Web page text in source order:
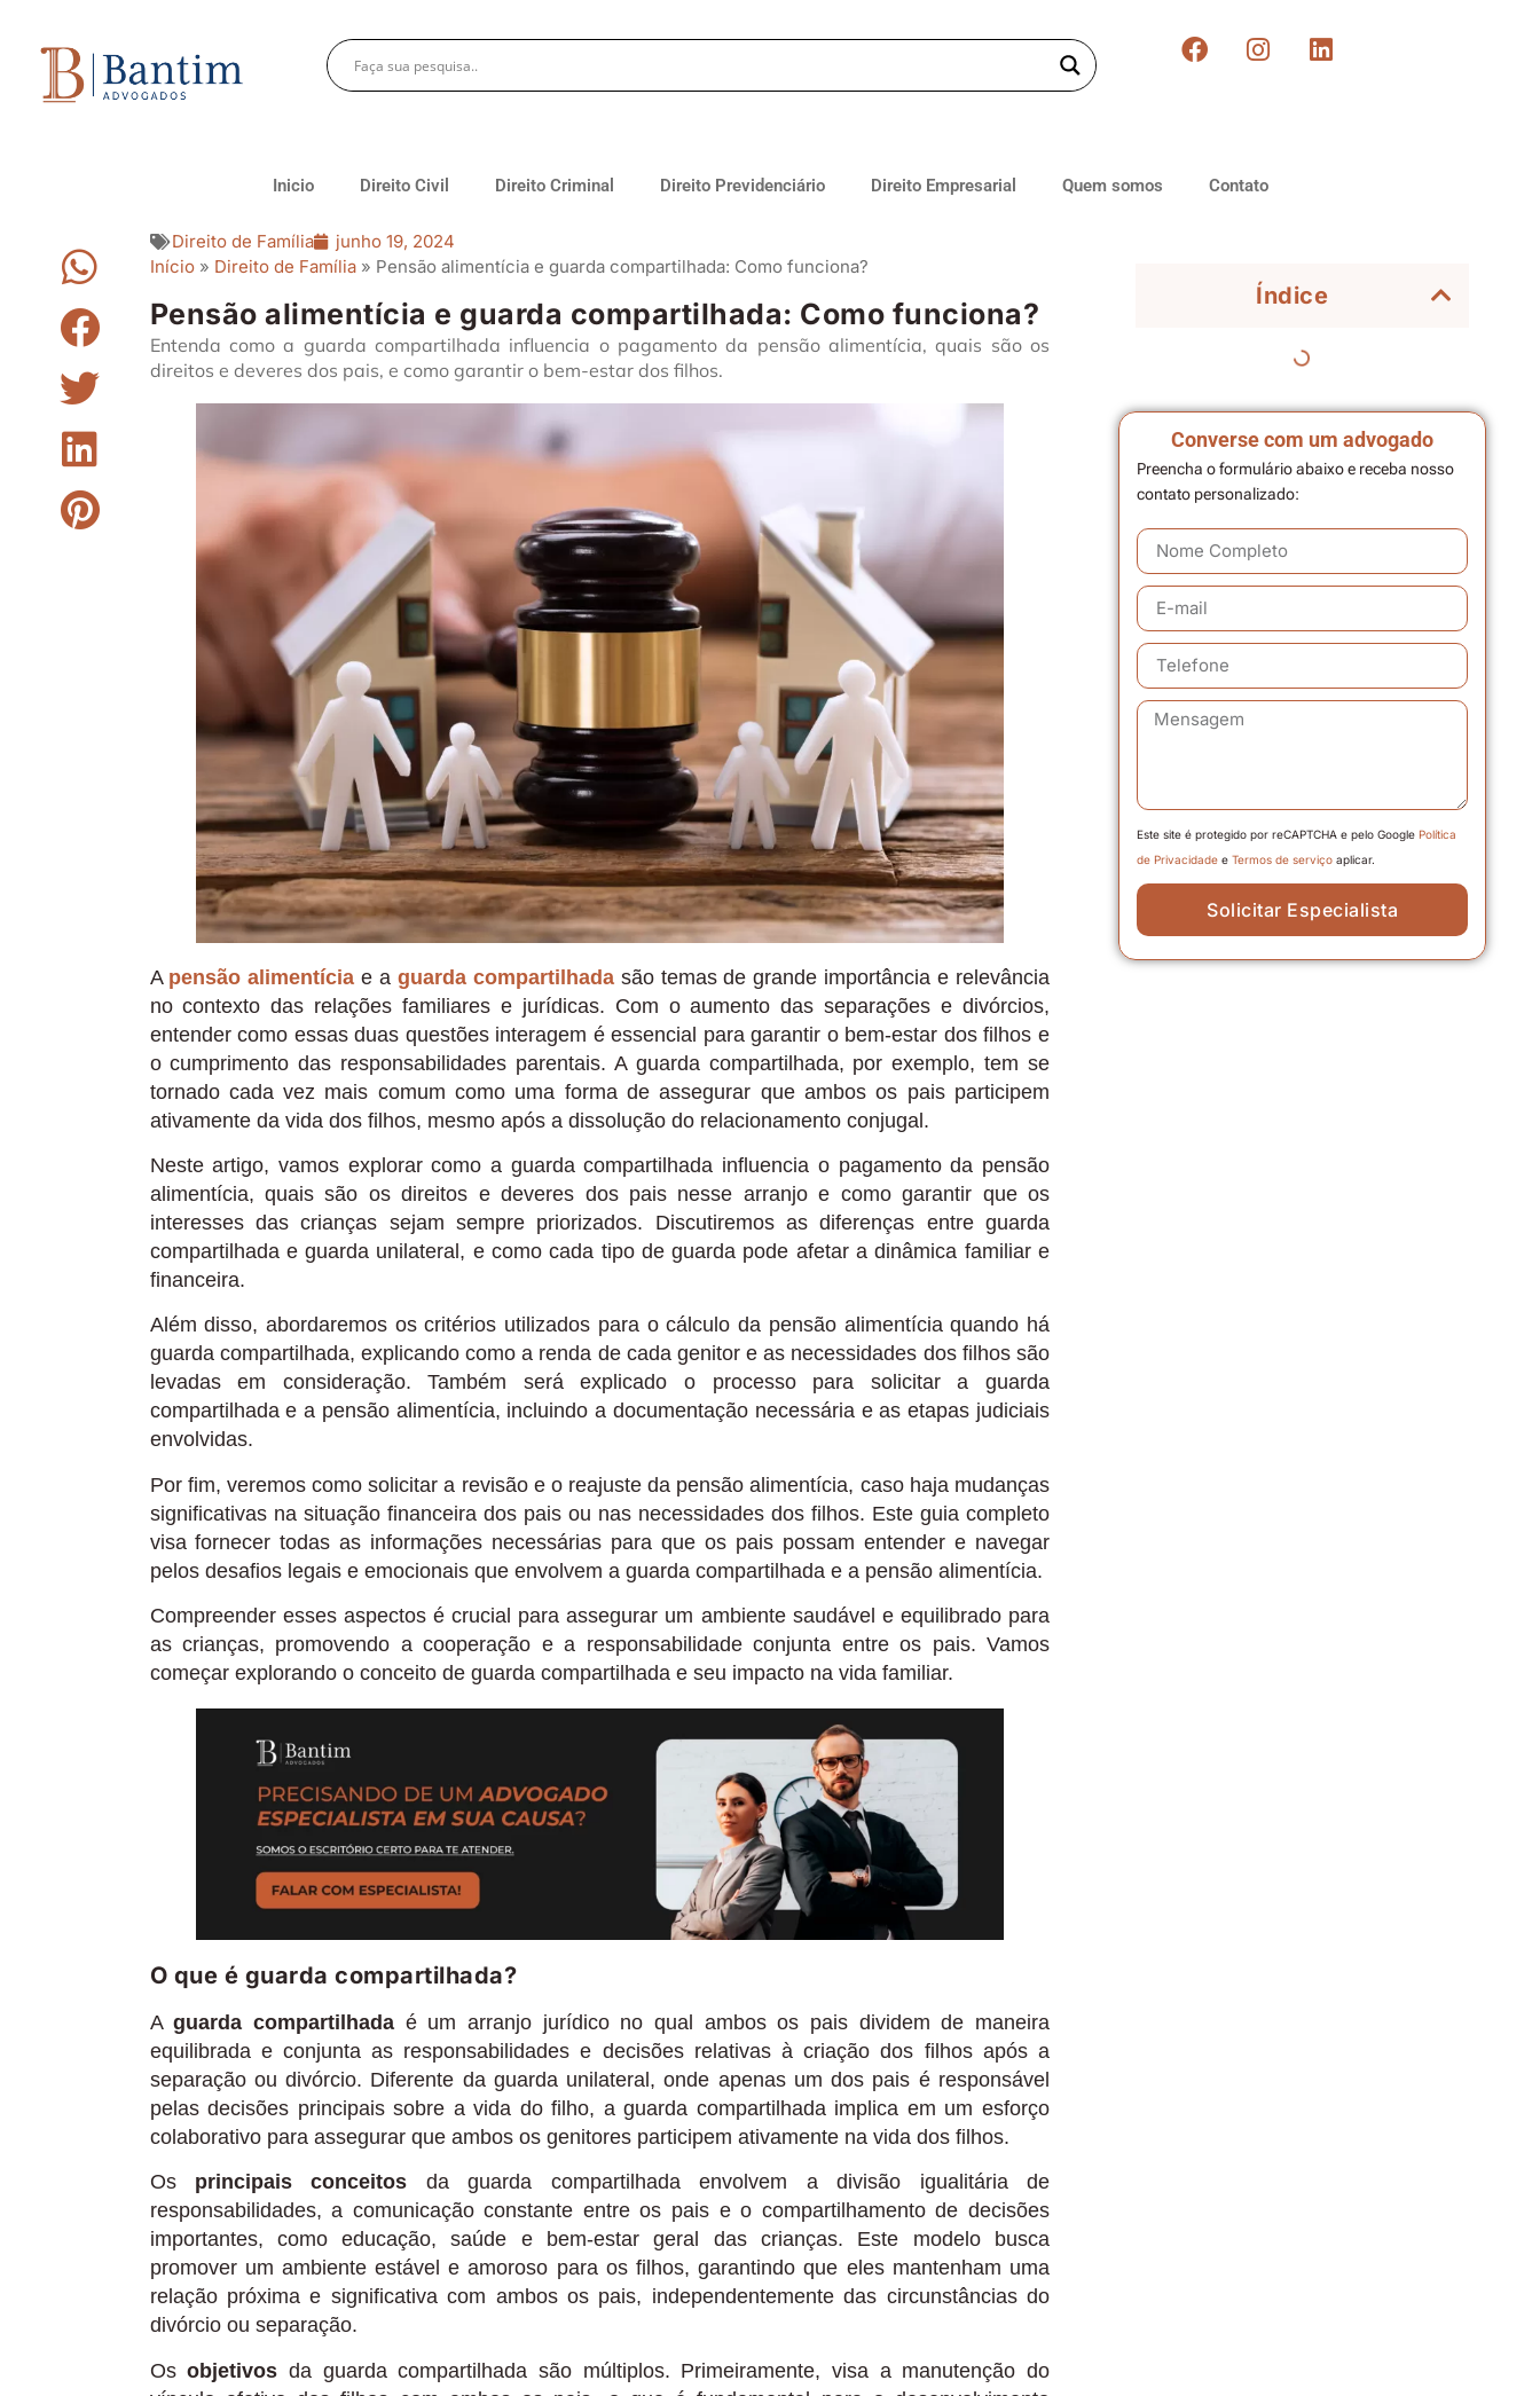
Inicio Direito Civil Direito Criminal Direito Previdenciário Direito Empresarial Quem somos Contato
Direito de Família
junho 19, 2024
Início» Direito de Família» Pensão alimentícia e guarda compartilhada: Como funciona?
Pensão alimentícia e guarda compartilhada: Como funciona?
Entenda como a guarda compartilhada influencia o pagamento da pensão alimentícia, quais são os
direitos e deveres dos pais, e como garantir o bem-estar dos filhos.
A pensão alimentícia e a guarda compartilhadasão temas de grande importância e relevância
no contexto das relações familiares e jurídicas. Com o aumento das separações e divórcios,
entender como essas duas questões interagem é essencial para garantir o bem-estar dos filhos e
o cumprimento das responsabilidades parentais. A guarda compartilhada, por exemplo, tem se
tornado cada vez mais comum como uma forma de assegurar que ambos os pais participem
ativamente da vida dos filhos, mesmo após a dissolução do relacionamento conjugal.
Neste artigo, vamos explorar como a guarda compartilhada influencia o pagamento da pensão
alimentícia, quais são os direitos e deveres dos pais nesse arranjo e como garantir que os
interesses das crianças sejam sempre priorizados. Discutiremos as diferenças entre guarda
compartilhada e guarda unilateral, e como cada tipo de guarda pode afetar a dinâmica familiar e
financeira.
Além disso, abordaremos os critérios utilizados para o cálculo da pensão alimentícia quando há
guarda compartilhada, explicando como a renda de cada genitor e as necessidades dos filhos são
levadas em consideração. Também será explicado o processo para solicitar a guarda
compartilhada e a pensão alimentícia, incluindo a documentação necessária e as etapas judiciais
envolvidas.
Por fim, veremos como solicitar a revisão e o reajuste da pensão alimentícia, caso haja mudanças
significativas na situação financeira dos pais ou nas necessidades dos filhos. Este guia completo
visa fornecer todas as informações necessárias para que os pais possam entender e navegar
pelos desafios legais e emocionais que envolvem a guarda compartilhada e a pensão alimentícia.
Compreender esses aspectos é crucial para assegurar um ambiente saudável e equilibrado para
as crianças, promovendo a cooperação e a responsabilidade conjunta entre os pais. Vamos
começar explorando o conceito de guarda compartilhada e seu impacto na vida familiar.
O que é guarda compartilhada?
Aguarda compartilhadaé um arranjo jurídico no qual ambos os pais dividem de maneira
equilibrada e conjunta as responsabilidades e decisões relativas à criação dos filhos após a
separação ou divórcio. Diferente da guarda unilateral, onde apenas um dos pais é responsável
pelas decisões principais sobre a vida do filho, a guarda compartilhada implica em um esforço
colaborativo para assegurar que ambos os genitores participem ativamente na vida dos filhos.
Os principais conceitos da guarda compartilhada envolvem a divisão igualitária de
responsabilidades, a comunicação constante entre os pais e o compartilhamento de decisões
importantes, como educação, saúde e bem-estar geral das crianças. Este modelo busca
promover um ambiente estável e amoroso para os filhos, garantindo que eles mantenham uma
relação próxima e significativa com ambos os pais, independentemente das circunstâncias do
divórcio ou separação.
Osobjetivos da guarda compartilhada são múltiplos. Primeiramente, visa a manutenção do
Índice
Converse com um advogado
Preencha o formulário abaixo e receba nosso
contato personalizado:
Este site é protegido por reCAPTCHA e pelo Google Política
de Privacidade e Termos de serviço aplicar.
Solicitar Especialista